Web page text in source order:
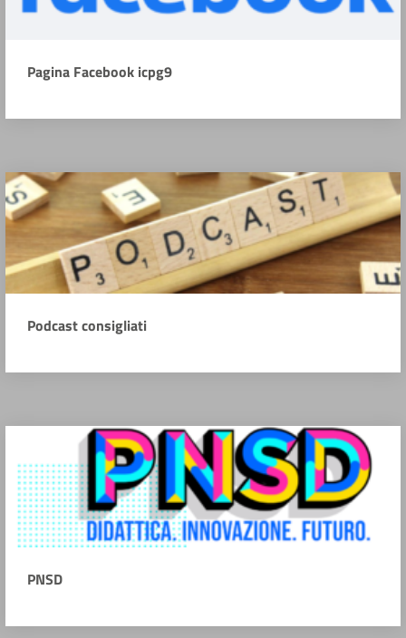
Pagina Facebook icpg9
Podcast consigliati
PNSD